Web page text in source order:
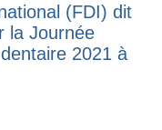
(FDI) dit
la Journée
2021 à